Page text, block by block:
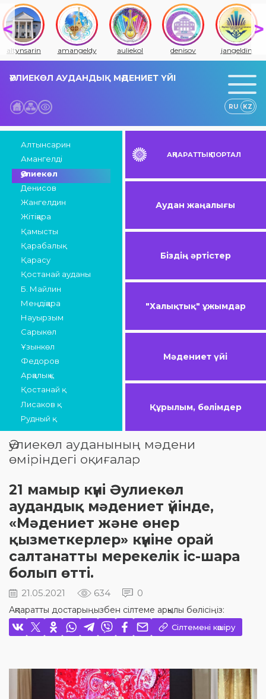
altynsarin amangeldy auliekol denisov jangeldin
ӘУЛИЕКӨЛ АУДАНДЫҚ МӘДЕНИЕТ ҮЙІ
RU KZ
Алтынсарин
Амангелді
Әулиекөл
Денисов
Жангелдин
Жітіқара
Қамысты
Қарабалық
Қарасу
Қостанай ауданы
Б. Майлин
Меңдіқара
Науырзым
Сарыкөл
Ұзынкөл
Федоров
Арқалық қ.
Қостанай қ.
Лисаков қ.
Рудный қ.
АҚПАРАТТЫҚ ПОРТАЛ
Аудан жаңалығы
Біздің әртістер
"Халықтық" ұжымдар
Мәдениет үйі
Құрылым, бөлімдер
Әулиекөл ауданының мәдени
өміріндегі оқиғалар
21 мамыр күні Әулиекөл
аудандық мәдениет үйінде,
«Мәдениет және өнер
қызметкерлер» күніне орай
салтанатты мерекелік іс-шара
болып өтті.
21.05.2021 634 0
Ақпаратты достарыңызбен сілтеме арқылы бөлісіңіз:
Сілтемені көшіру